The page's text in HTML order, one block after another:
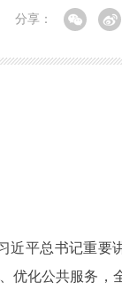
分享：
近平总书记重要
优化公共服务，